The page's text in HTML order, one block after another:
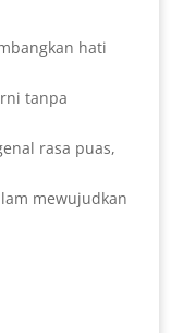
hati
tanpa
rasa puas,
mewujudkan